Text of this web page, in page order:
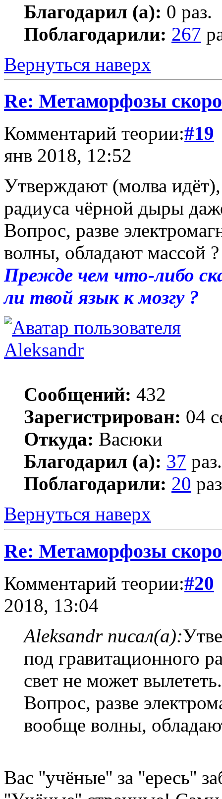
Благодарил (а): 0 раз.
Поблагодарили: 267
Вернуться наверх
Re: Метаморфозы
Комментарий теории:#19
янв 2018, 12:52
Утверждают (молва
радиуса чёрной дыры
Вопрос, разве
волны, обладают массой ?
Прежде чем что-либо
ли твой язык к мозгу ?
Aleksandr
Сообщений: 432
Зарегистрирован: 04
Откуда: Васюки
Благодарил (а): 37 раз.
Поблагодарили: 20
Вернуться наверх
Re: Метаморфозы
Комментарий теории:#20
2018, 13:04
Aleksandr писал(а):
под гравитационного
свет не может вылететь.
Вопрос, разве
вообще волны,
Вас ''учёные'' за ''ересь''